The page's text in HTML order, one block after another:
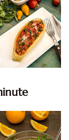
mancare. Idei